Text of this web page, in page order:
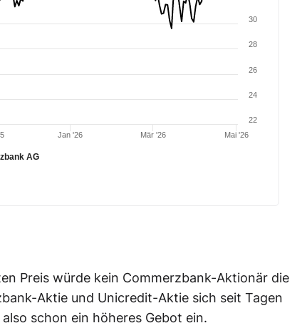
AG
Jan '26 Mär '26 Mai '26
22
24
26
28
30
Preis würde kein Commerzbank-Aktionär die
Aktie und Unicredit-Aktie sich seit Tagen
schon ein höheres Gebot ein.